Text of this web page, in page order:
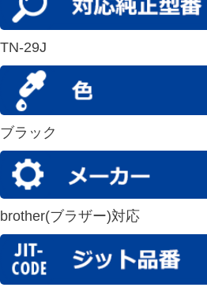
TN-29J
ブラック
brother(ブラザー)対応